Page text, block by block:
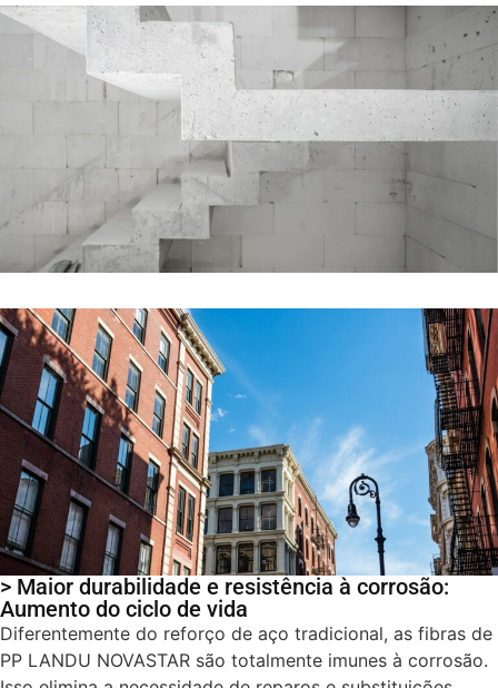
> Maior durabilidade e resistência à corrosão:
Aumento do ciclo de vida
Diferentemente do reforço de aço tradicional, as fibras de
PP LANDU NOVASTAR são totalmente imunes à corrosão.